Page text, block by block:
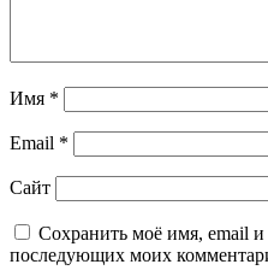
Имя *
Email *
Сайт
Сохранить моё имя, email и
последующих моих